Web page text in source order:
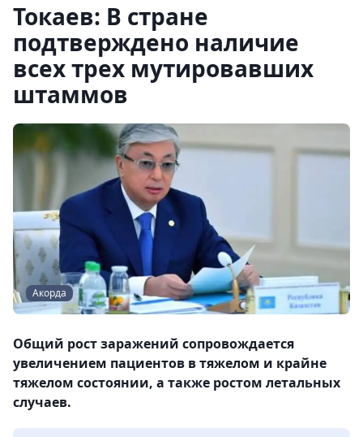
Токаев: В стране
подтверждено наличие
всех трех мутировавших
штаммов
Акорда
Общий рост заражений сопровождается
увеличением пациентов в тяжелом и крайне
тяжелом состоянии, а также ростом летальных
случаев.